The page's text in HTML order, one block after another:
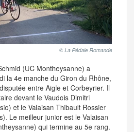
© La Pédale Romande
(UC Montheysanne) a
la 4e manche du Giron du Rhône,
entre Aigle et Corbeyrier. Il
devant le Vaudois Dimitri
et le Valaisan Thibault Rossier
Le meilleur junior est le Valaisan
qui termine au 5e rang.